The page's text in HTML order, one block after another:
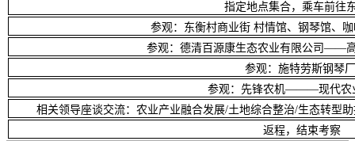
指定地点集合，乘车前往
参观：东衡村商业街 村情馆、钢琴馆、
参观：德清百源康生态农业有限公司——
参观：施特劳斯钢琴
参观：先锋农机———现代农
相关领导座谈交流：农业产业融合发展/土地综合整治/生态转型
返程，结束考察